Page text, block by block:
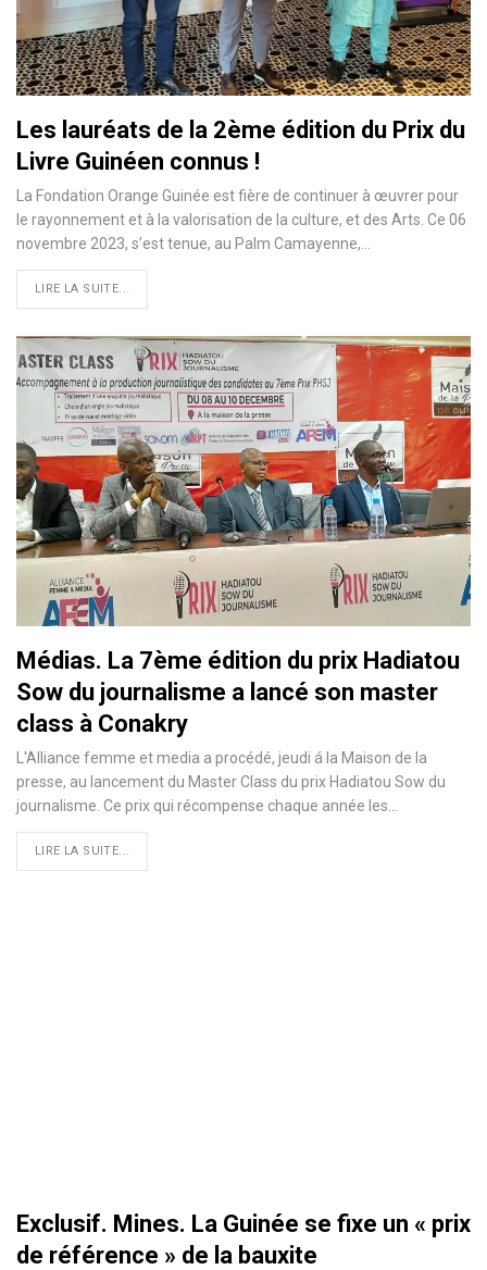
Les lauréats de la 2ème édition du Prix du
Livre Guinéen connus !
La Fondation Orange Guinée est fière de continuer à œuvrer pour
le rayonnement et à la valorisation de la culture, et des Arts. Ce 06
novembre 2023, s’est tenue, au Palm Camayenne,…
LIRE LA SUITE...
Médias. La 7ème édition du prix Hadiatou
Sow du journalisme a lancé son master
class à Conakry
L'Alliance femme et media a procédé, jeudi á la Maison de la
presse, au lancement du Master Class du prix Hadiatou Sow du
journalisme. Ce prix qui récompense chaque année les…
LIRE LA SUITE...
Exclusif. Mines. La Guinée se fixe un « prix
de référence » de la bauxite